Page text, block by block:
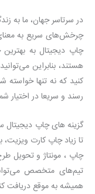
در سرتاسر جهان، ما به
چرخش‌های سریع به
چاپ دیجیتال به
هستند، بنابراین
کنید که نه تنها خواسته
رسند و سریعا در اختیار
گزینه های چاپ دیجیتال
تا زیاد چاپ کارت
چاپ ، مونتاژ و تحویل
تیم‌های متخصص
همیشه به موقع دریافت